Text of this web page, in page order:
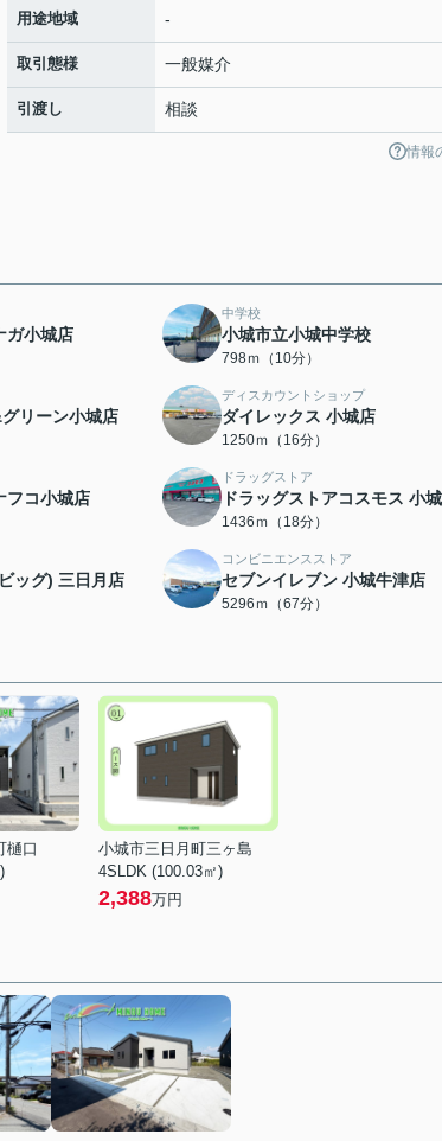
用途地域 -
取引態様 一般媒介
引渡し 相談
情報
ガ小城店
中学校
小城市立小城中学校
798ｍ（10分）
リーン小城店
ディスカウントショップ
ダイレックス 小城店
1250ｍ（16分）
フコ小城店
ドラッグストア
ドラッグストアコスモス 小
1436ｍ（18分）
ッグ) 三日月店
コンビニエンスストア
セブンイレブン 小城牛津店
5296ｍ（67分）
樋口
小城市三日月町三ヶ島
4SLDK (100.03㎡)
2,388万円